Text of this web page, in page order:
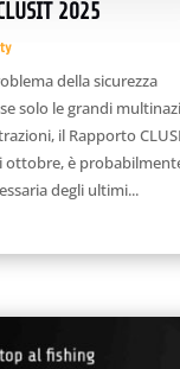
2025
della sicurezza
solo le grandi
il Rapporto
ottobre, è
degli ultimi...